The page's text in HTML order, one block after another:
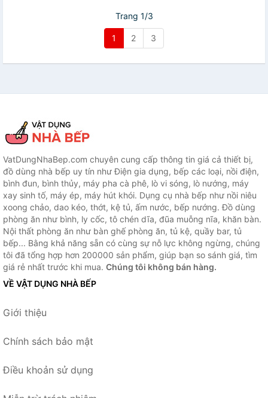
Trang 1/3
1 2 3
VatDungNhaBep.com chuyên cung cấp thông tin giá cả thiết bị,
đồ dùng nhà bếp uy tín như Điện gia dụng, bếp các loại, nồi điện,
bình đun, bình thủy, máy pha cà phê, lò vi sóng, lò nướng, máy
xay sinh tố, máy ép, máy hút khói. Dụng cụ nhà bếp như nồi niêu
xoong chảo, dao kéo, thớt, kệ tủ, ấm nước, bếp nướng. Đồ dùng
phòng ăn như bình, ly cốc, tô chén dĩa, đũa muỗng nĩa, khăn bàn.
Nội thất phòng ăn như bàn ghế phòng ăn, tủ kệ, quầy bar, tủ
bếp... Bằng khả năng sẵn có cùng sự nỗ lực không ngừng, chúng
tôi đã tổng hợp hơn 200000 sản phẩm, giúp bạn so sánh giá, tìm
giá rẻ nhất trước khi mua. Chúng tôi không bán hàng.
VỀ VẬT DỤNG NHÀ BẾP
Giới thiệu
Chính sách bảo mật
Điều khoản sử dụng